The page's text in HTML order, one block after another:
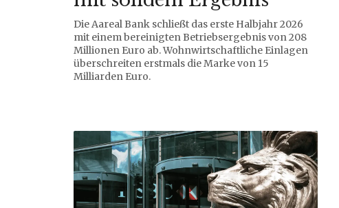
Die Aareal Bank schließt das erste Halbjahr 2026
mit einem bereinigten Betriebsergebnis von 208
Millionen Euro ab. Wohnwirtschaftliche Einlagen
überschreiten erstmals die Marke von 15
Milliarden Euro.